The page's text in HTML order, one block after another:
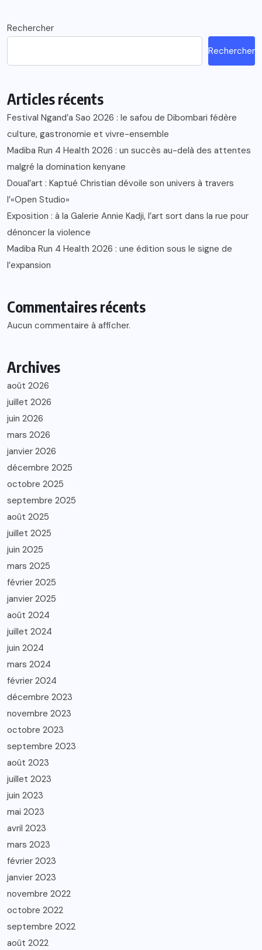
Rechercher
Rechercher
Articles récents
Festival Ngand’a Sao 2026 : le safou de Dibombari fédère
culture, gastronomie et vivre-ensemble
Madiba Run 4 Health 2026 : un succès au-delà des attentes
malgré la domination kenyane
Doual’art : Kaptué Christian dévoile son univers à travers
l’«Open Studio»
Exposition : à la Galerie Annie Kadji, l’art sort dans la rue pour
dénoncer la violence
Madiba Run 4 Health 2026 : une édition sous le signe de
l’expansion
Commentaires récents
Aucun commentaire à afficher.
Archives
août 2026
juillet 2026
juin 2026
mars 2026
janvier 2026
décembre 2025
octobre 2025
septembre 2025
août 2025
juillet 2025
juin 2025
mars 2025
février 2025
janvier 2025
août 2024
juillet 2024
juin 2024
mars 2024
février 2024
décembre 2023
novembre 2023
octobre 2023
septembre 2023
août 2023
juillet 2023
juin 2023
mai 2023
avril 2023
mars 2023
février 2023
janvier 2023
novembre 2022
octobre 2022
septembre 2022
août 2022